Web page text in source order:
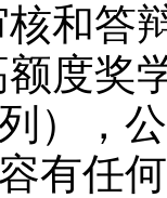
和答
度奖
列），
有任